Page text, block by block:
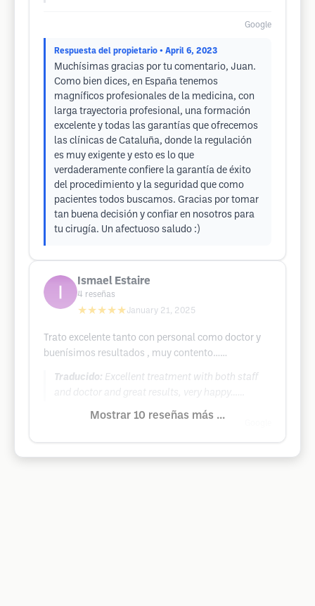
Google
Respuesta del propietario • April 6, 2023
Muchísimas gracias por tu comentario, Juan.
Como bien dices, en España tenemos
magníficos profesionales de la medicina, con
larga trayectoria profesional, una formación
excelente y todas las garantías que ofrecemos
las clínicas de Cataluña, donde la regulación
es muy exigente y esto es lo que
verdaderamente confiere la garantía de éxito
del procedimiento y la seguridad que como
pacientes todos buscamos. Gracias por tomar
tan buena decisión y confiar en nosotros para
tu cirugía. Un afectuoso saludo :)
Ismael Estaire
4 reseñas
★★★★★January 21, 2025
Trato excelente tanto con personal como doctor y
buenísimos resultados , muy contento……
Traducido: Excellent treatment with both staff
and doctor and great results, very happy……
Mostrar 10 reseñas más ...